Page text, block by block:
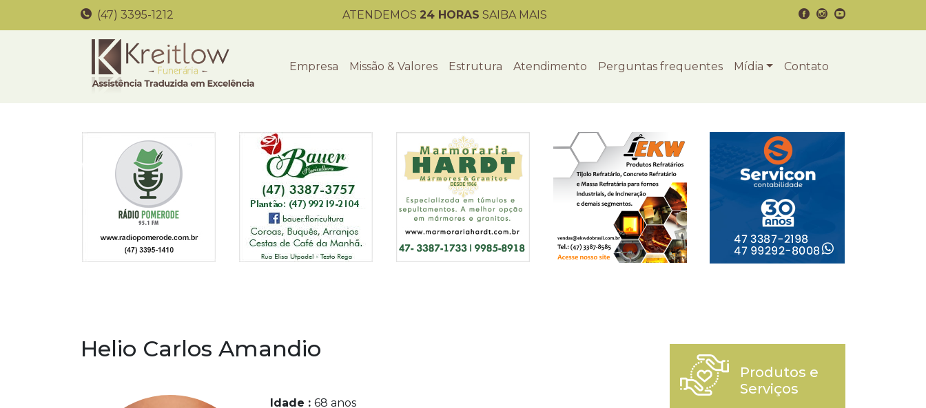
(47) 3395-1212 ATENDEMOS 24 HORAS SAIBA MAIS
Empresa Missão & Valores Estrutura Atendimento Perguntas frequentes Mídia Contato
Helio Carlos Amandio
Idade : 68 anos
Produtos e
Serviços